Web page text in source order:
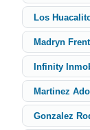
Los
Madryn
Infinity
Martinez
Gonzalez